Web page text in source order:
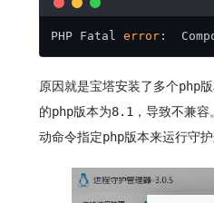
PHP Fatal error :
原因就是宝塔安装了多个php
的php版本为8.1，导致不兼容
动命令指定php版本来运行守护